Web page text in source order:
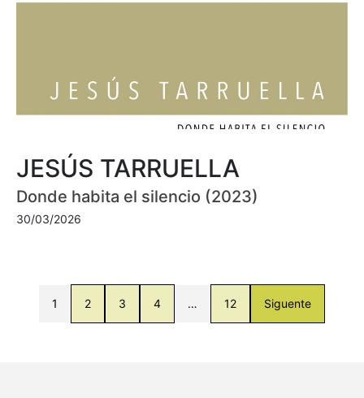
JESÚS TARRUELLA
Donde habita el silencio (2023)
30/03/2026
1 2 3 4 … 12 Siguente